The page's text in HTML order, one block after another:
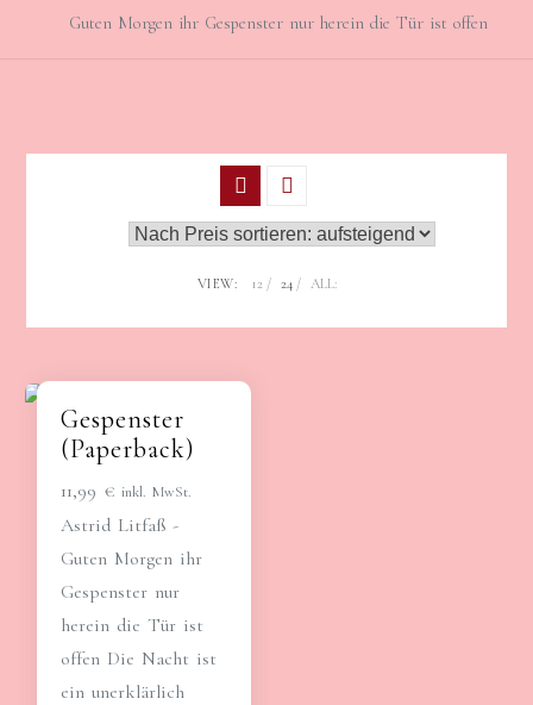
Guten Morgen ihr Gespenster nur herein die Tür ist offen
VIEW: 12 24 ALL:
Gespenster
(Paperback)
11,99 € inkl. MwSt.
Astrid Litfaß -
Guten Morgen ihr
Gespenster nur
herein die Tür ist
offen Die Nacht ist
ein unerklärlich